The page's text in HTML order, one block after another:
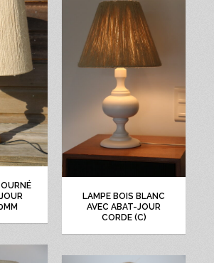
LAMPE BOIS BLANC
AVEC ABAT-JOUR
CORDE (C)